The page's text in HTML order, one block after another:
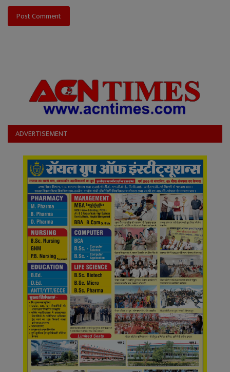
Post Comment
ADVERTISEMENT